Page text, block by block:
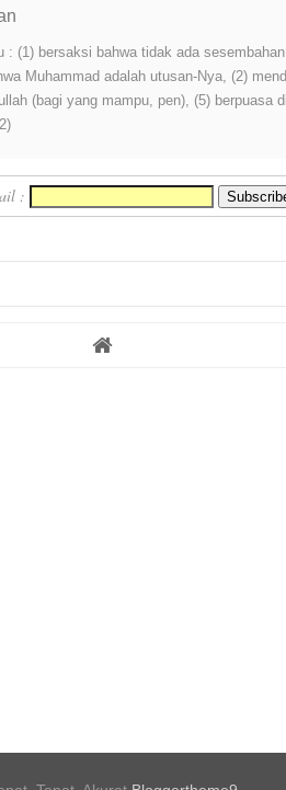
: (1) bersaksi bahwa tidak ada
Muhammad adalah utusan-Nya, (2)
(bagi yang mampu, pen), (5) berpuasa
: